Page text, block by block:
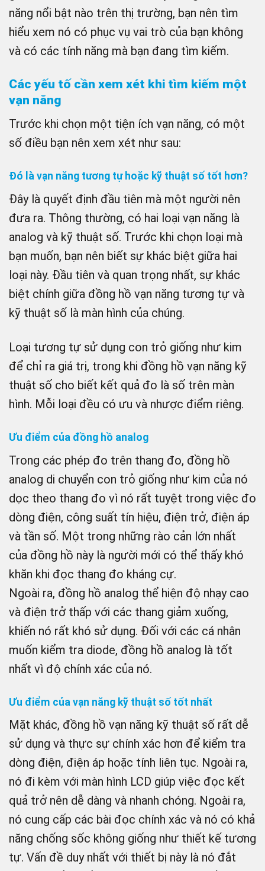
năng nổi bật nào trên thị trường, bạn nên tìm
hiểu xem nó có phục vụ vai trò của bạn không
và có các tính năng mà bạn đang tìm kiếm.
Các yếu tố cần xem xét khi tìm kiếm một
vạn năng
Trước khi chọn một tiện ích vạn năng, có một
số điều bạn nên xem xét như sau:
Đó là vạn năng tương tự hoặc kỹ thuật số tốt hơn?
Đây là quyết định đầu tiên mà một người nên
đưa ra. Thông thường, có hai loại vạn năng là
analog và kỹ thuật số. Trước khi chọn loại mà
bạn muốn, bạn nên biết sự khác biệt giữa hai
loại này. Đầu tiên và quan trọng nhất, sự khác
biệt chính giữa đồng hồ vạn năng tương tự và
kỹ thuật số là màn hình của chúng.
Loại tương tự sử dụng con trỏ giống như kim
để chỉ ra giá trị, trong khi đồng hồ vạn năng kỹ
thuật số cho biết kết quả đo là số trên màn
hình. Mỗi loại đều có ưu và nhược điểm riêng.
Ưu điểm của đồng hồ analog
Trong các phép đo trên thang đo, đồng hồ
analog di chuyển con trỏ giống như kim của nó
dọc theo thang đo vì nó rất tuyệt trong việc đo
dòng điện, công suất tín hiệu, điện trở, điện áp
và tần số. Một trong những rào cản lớn nhất
của đồng hồ này là người mới có thể thấy khó
khăn khi đọc thang đo kháng cự.
Ngoài ra, đồng hồ analog thể hiện độ nhạy cao
và điện trở thấp với các thang giảm xuống,
khiến nó rất khó sử dụng. Đối với các cá nhân
muốn kiểm tra diode, đồng hồ analog là tốt
nhất vì độ chính xác của nó.
Ưu điểm của vạn năng kỹ thuật số tốt nhất
Mặt khác, đồng hồ vạn năng kỹ thuật số rất dễ
sử dụng và thực sự chính xác hơn để kiểm tra
dòng điện, điện áp hoặc tính liên tục. Ngoài ra,
nó đi kèm với màn hình LCD giúp việc đọc kết
quả trở nên dễ dàng và nhanh chóng. Ngoài ra,
nó cung cấp các bài đọc chính xác và nó có khả
năng chống sốc không giống như thiết kế tương
tự. Vấn đề duy nhất với thiết bị này là nó đắt